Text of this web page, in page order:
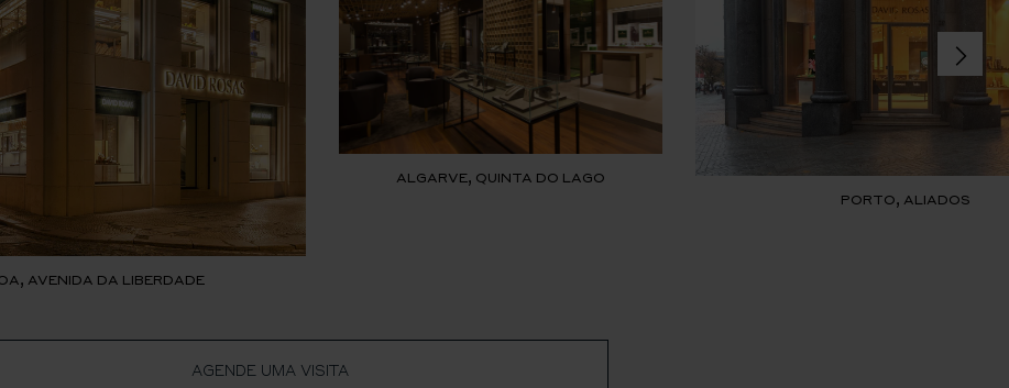
AVENIDA DA LIBERDADE
ALGARVE, QUINTA DO LAGO
PORTO, ALIADOS
AGENDE UMA VISITA